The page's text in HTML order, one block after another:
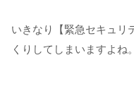
いきなり【緊急セキュリ
くりしてしまいますよね。